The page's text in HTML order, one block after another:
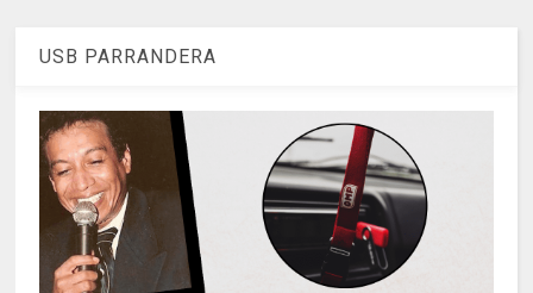
USB PARRANDERA